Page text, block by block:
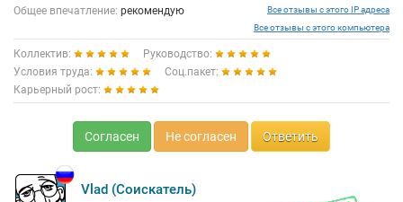
Общее впечатление: рекомендую
Все отзывы с этого IP адреса
Все отзывы с этого компьютера
Коллектив:
Руководство:
Условия труда:
Соц.пакет:
Карьерный рост:
Согласен Не согласен Ответить
Vlad (Соискатель)